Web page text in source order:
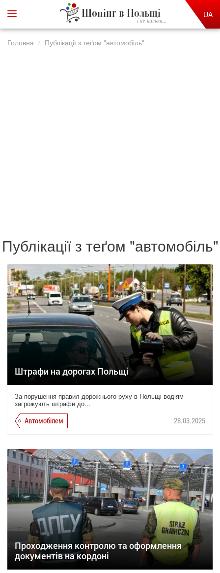
Шопінг в Польщі
і не тільки...
UA
Головна Публікації з теґом "автомобіль"
Публікації з теґом "автомобіль"
Штрафи на дорогах Польщі
За порушення правил дорожнього руху в Польщі водіям
загрожують штрафи до...
Автомобілем 28.03.2025
Проходження контролю та оформлення
документів на кордоні